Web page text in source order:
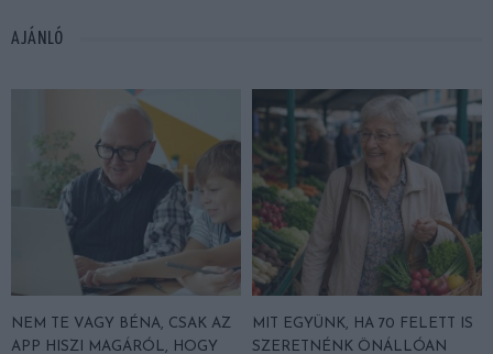
AJÁNLÓ
NEM TE VAGY BÉNA, CSAK AZ
APP HISZI MAGÁRÓL, HOGY
MIT EGYÜNK, HA 70 FELETT IS
SZERETNÉNK ÖNÁLLÓAN